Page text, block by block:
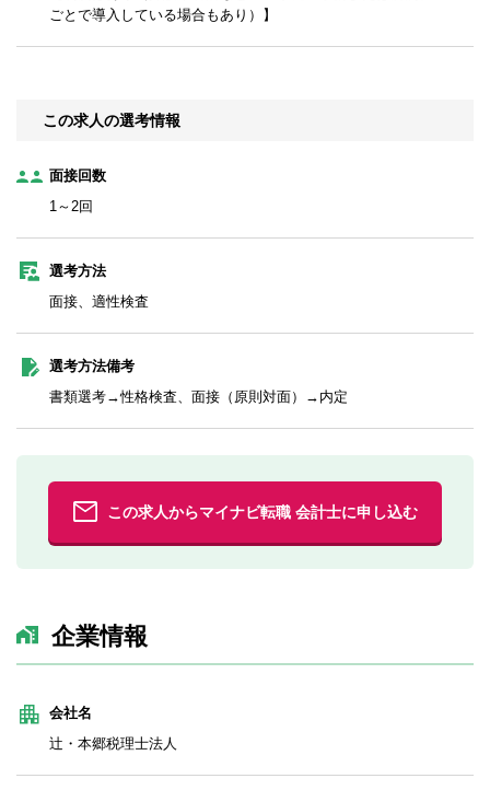
ごとで導入している場合もあり）】
この求人の選考情報
面接回数
1～2回
選考方法
面接、適性検査
選考方法備考
書類選考→性格検査、面接（原則対面）→内定
この求人からマイナビ転職 会計士に申し込む
企業情報
会社名
辻・本郷税理士法人